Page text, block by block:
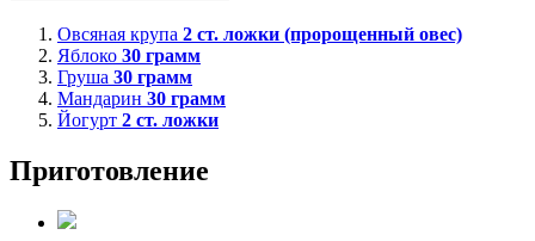
Овсяная крупа 2 ст. ложки (пророщенный овес)
Яблоко 30 грамм
Груша 30 грамм
Мандарин 30 грамм
Йогурт 2 ст. ложки
Приготовление